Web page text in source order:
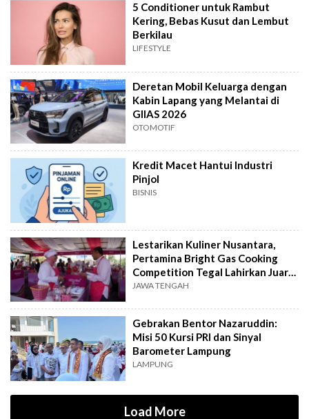
5 Conditioner untuk Rambut
Kering, Bebas Kusut dan Lembut
Berkilau
LIFESTYLE
Deretan Mobil Keluarga dengan
Kabin Lapang yang Melantai di
GIIAS 2026
OTOMOTIF
Kredit Macet Hantui Industri
Pinjol
BISNIS
Lestarikan Kuliner Nusantara,
Pertamina Bright Gas Cooking
Competition Tegal Lahirkan Juara
Baru
JAWA TENGAH
Gebrakan Bentor Nazaruddin:
Misi 50 Kursi PRI dan Sinyal
Barometer Lampung
LAMPUNG
Load More